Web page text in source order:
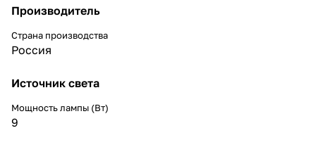
Производитель
Страна производства
Россия
Источник света
Мощность лампы (Вт)
9